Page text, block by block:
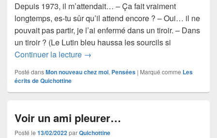
Depuis 1973, il m’attendait… – Ça fait vraiment
longtemps, es-tu sûr qu’il attend encore ? – Oui… il ne
pouvait pas partir, je l’ai enfermé dans un tiroir. – Dans
un tiroir ? (Le Lutin bleu haussa les sourcils si
Continuer la lecture De A à Z, finir l’abécédaire
→
Posté dansMon nouveau chez moi, Pensées | Marqué comme Les
écrits de Quichottine
Voir un ami pleurer…
Posté le 13/02/2022parQuichottine